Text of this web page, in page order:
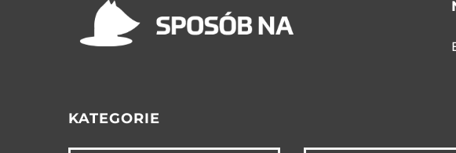
KATEGORIE